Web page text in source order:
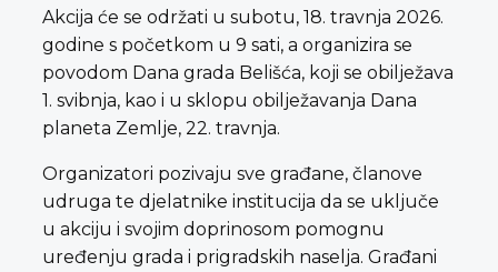
Akcija će se održati u subotu, 18. travnja 2026.
godine s početkom u 9 sati, a organizira se
povodom Dana grada Belišća, koji se obilježava
1. svibnja, kao i u sklopu obilježavanja Dana
planeta Zemlje, 22. travnja.
Organizatori pozivaju sve građane, članove
udruga te djelatnike institucija da se uključe
u akciju i svojim doprinosom pomognu
uređenju grada i prigradskih naselja. Građani